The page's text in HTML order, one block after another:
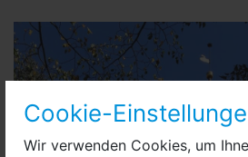
Cookie-
Wir verwenden Cookies, um